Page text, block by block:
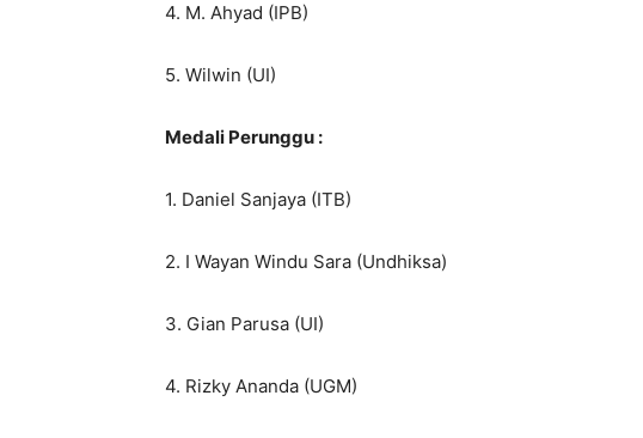
4. M. Ahyad (IPB)
5. Wilwin (UI)
Medali Perunggu :
1. Daniel Sanjaya (ITB)
2. I Wayan Windu Sara (Undhiksa)
3. Gian Parusa (UI)
4. Rizky Ananda (UGM)